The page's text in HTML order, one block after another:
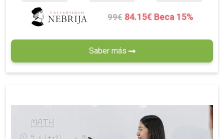
99€ 84.15€ Beca 15%
Saber más